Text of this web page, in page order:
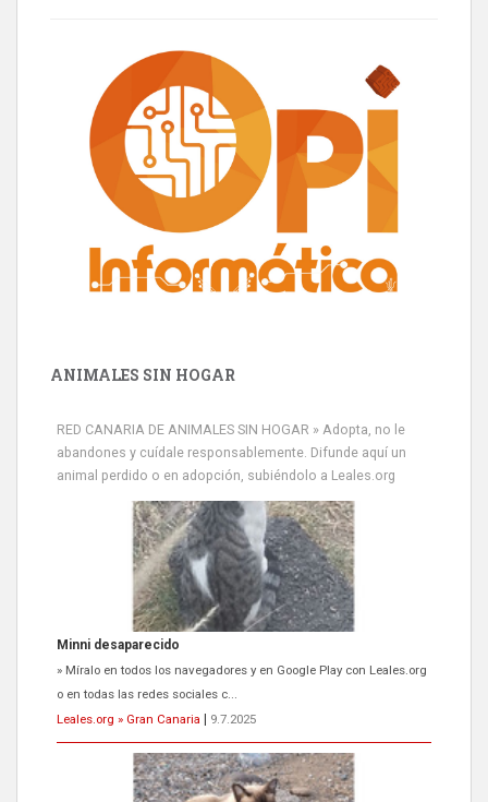
ANIMALES SIN HOGAR
RED CANARIA DE ANIMALES SIN HOGAR » Adopta, no le
abandones y cuídale responsablemente. Difunde aquí un
animal perdido o en adopción, subiéndolo a Leales.org
Minni desaparecido
» Míralo en todos los navegadores y en Google Play con Leales.org
o en todas las redes sociales c...
Leales.org » Gran Canaria
9.7.2025